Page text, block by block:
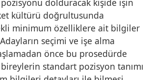
dolduracak kişide işin
kültürü doğrultusunda
minimum özelliklere ait bilgiler
seçimi ve işe alma
önce bu prosedürde
standart pozisyon tanımı